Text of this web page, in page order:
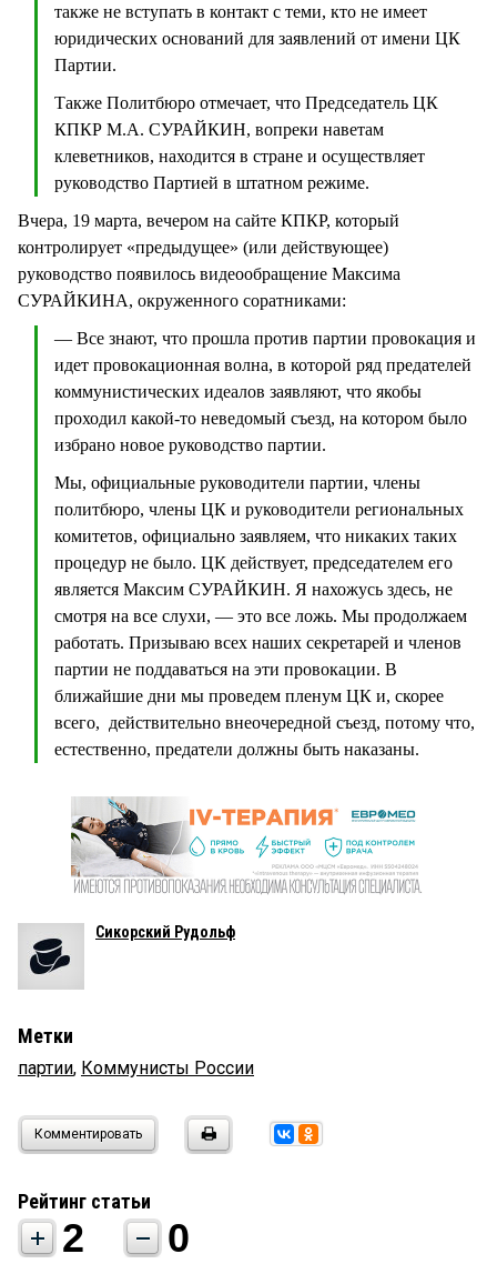
также не вступать в контакт с теми, кто не имеет
юридических оснований для заявлений от имени ЦК
Партии.
Также Политбюро отмечает, что Председатель ЦК
КПКР М.А. СУРАЙКИН, вопреки наветам
клеветников, находится в стране и осуществляет
руководство Партией в штатном режиме.
Вчера, 19 марта, вечером на сайте КПКР, который
контролирует «предыдущее» (или действующее)
руководство появилось видеообращение Максима
СУРАЙКИНА, окруженного соратниками:
— Все знают, что прошла против партии провокация и
идет провокационная волна, в которой ряд предателей
коммунистических идеалов заявляют, что якобы
проходил какой-то неведомый съезд, на котором было
избрано новое руководство партии.
Мы, официальные руководители партии, члены
политбюро, члены ЦК и руководители региональных
комитетов, официально заявляем, что никаких таких
процедур не было. ЦК действует, председателем его
является Максим СУРАЙКИН. Я нахожусь здесь, не
смотря на все слухи, — это все ложь. Мы продолжаем
работать. Призываю всех наших секретарей и членов
партии не поддаваться на эти провокации. В
ближайшие дни мы проведем пленум ЦК и, скорее
всего, действительно внеочередной съезд, потому что,
естественно, предатели должны быть наказаны.
Сикорский Рудольф
Метки
партии, Коммунисты России
Комментировать
Рейтинг статьи
2 0